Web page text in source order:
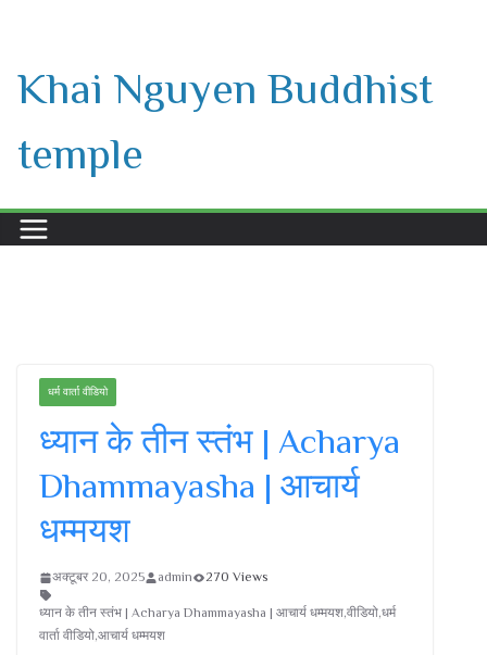
content
Khai Nguyen Buddhist
temple
धर्म वार्ता वीडियो
ध्यान के तीन स्तंभ | Acharya
Dhammayasha | आचार्य
धम्मयश
अक्टूबर 20, 2025 admin 270 Views
ध्यान के तीन स्तंभ | Acharya Dhammayasha | आचार्य धम्मयश,वीडियो,धर्म
वार्ता वीडियो,आचार्य धम्मयश